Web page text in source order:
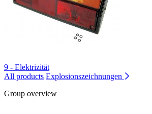
9 - Elektrizität
All products Explosionszeichnungen
Group overview